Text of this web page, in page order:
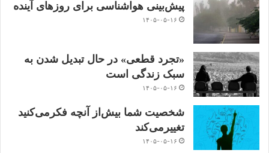
پیش‌بینی هواشناسی برای روزهای آینده
۱۴۰۵-۰۵-۱۶
«تجرد قطعی» در حال تبدیل شدن به
سبک زندگی است
۱۴۰۵-۰۵-۱۶
شخصیت شما بیش‌از آنچه فکر‌می‌کنید
تغییر‌می‌کند
۱۴۰۵-۰۵-۱۶